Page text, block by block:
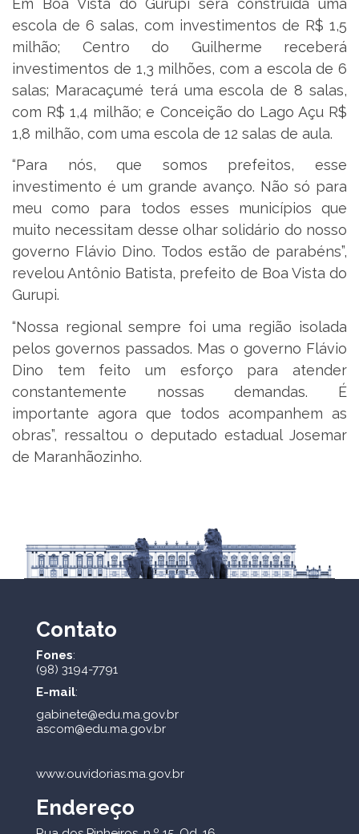
Em Boa Vista do Gurupi será construída uma
escola de 6 salas, com investimentos de R$ 1,5
milhão; Centro do Guilherme receberá
investimentos de 1,3 milhões, com a escola de 6
salas; Maracaçumé terá uma escola de 8 salas,
com R$ 1,4 milhão; e Conceição do Lago Açu R$
1,8 milhão, com uma escola de 12 salas de aula.
“Para nós, que somos prefeitos, esse
investimento é um grande avanço. Não só para
meu como para todos esses municípios que
muito necessitam desse olhar solidário do nosso
governo Flávio Dino. Todos estão de parabéns”,
revelou Antônio Batista, prefeito de Boa Vista do
Gurupi.
“Nossa regional sempre foi uma região isolada
pelos governos passados. Mas o governo Flávio
Dino tem feito um esforço para atender
constantemente nossas demandas. É
importante agora que todos acompanhem as
obras”, ressaltou o deputado estadual Josemar
de Maranhãozinho.
Contato
Fones:
(98) 3194-7791
E-mail:
gabinete@edu.ma.gov.br
ascom@edu.ma.gov.br
www.ouvidorias.ma.gov.br
Endereço